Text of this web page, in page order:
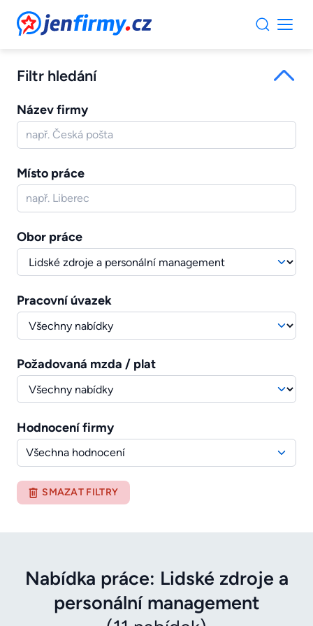
JenFirmy.cz
Filtr hledání
Název firmy
Místo práce
Obor práce
Pracovní úvazek
Požadovaná mzda / plat
Hodnocení firmy
Všechna hodnocení
SMAZAT FILTRY
Nabídka práce: Lidské zdroje a
personální management